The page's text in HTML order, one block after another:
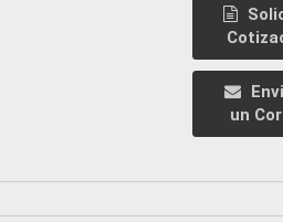
un